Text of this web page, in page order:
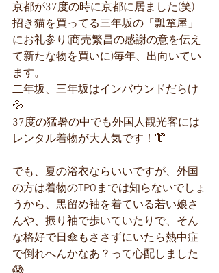
京都が37度の時に京都に居ました(笑)
招き猫を買ってる三年坂の「瓢箪屋」
にお礼参り(商売繁昌の感謝の意を伝え
て新たな物を買いに)毎年、出向いてい
ます。
二年坂、三年坂はインバウンドだらけ
💦
37度の猛暑の中でも外国人観光客には
レンタル着物が大人気です！👘
でも、夏の浴衣ならいいですが、外国
の方は着物のTPOまでは知らないでしょ
うから、黒留め袖を着ている若い娘さ
んや、振り袖で歩いていたりで、そん
な格好で日傘もささずにいたら熱中症
で倒れへんかなあ？って心配しました